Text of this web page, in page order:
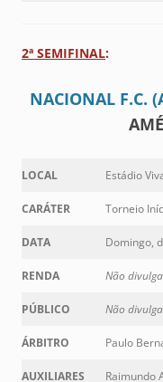
2ª SEMIFINAL:
NACIONAL F.C.
LOCAL Estádio
CARÁTER Torneio
DATA Domingo,
RENDA Não
PÚBLICO Não
ÁRBITRO Paulo
AUXILIARES Raimundo